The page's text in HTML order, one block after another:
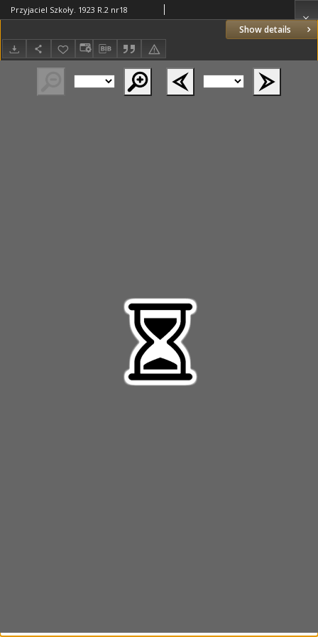
Show details
Przyjaciel Szkoły. 1923 R.2 nr18